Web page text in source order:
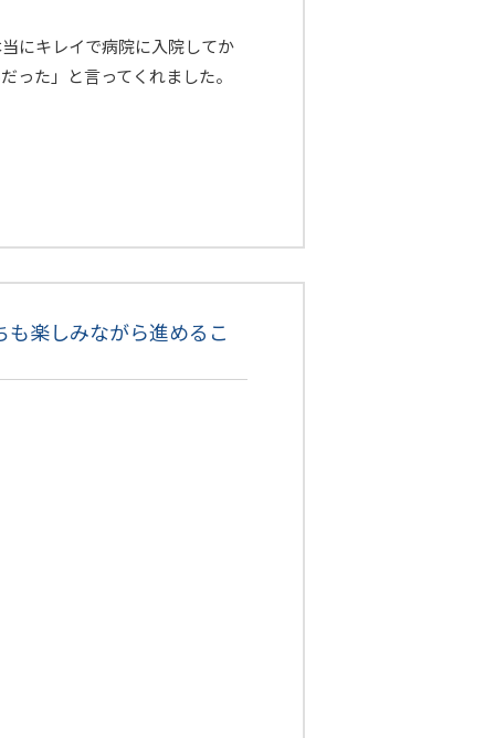
にキレイで病院に入院してか
った」と言ってくれました。
も楽しみながら進めるこ